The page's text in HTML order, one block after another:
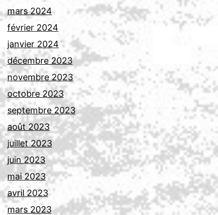
mars 2024
février 2024
janvier 2024
décembre 2023
novembre 2023
octobre 2023
septembre 2023
août 2023
juillet 2023
juin 2023
mai 2023
avril 2023
mars 2023